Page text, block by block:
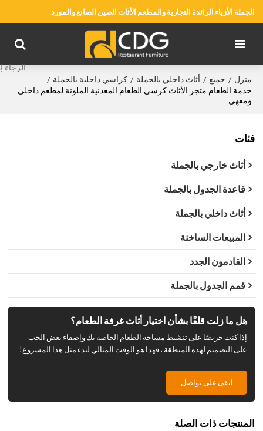
الجملة الأزياء الرائدة التجارية والمطعم الأثاث الصين الصانع والمورد
منزل / جميع / أثاث داخلي بالجملة / كراسي داخلية بالجملة /
خدمة الطعام متجر الأثاث كرسي الطعام المعدنية الملونة لمطعم داخلي
ومقهى
فئات
أثاث خارجي بالجملة
قاعدة الجدول بالجملة
أثاث داخلي بالجملة
المبيعات الساخنة
القادمون الجدد
قمم الجدول بالجملة
هل ما زلت قلقًا بشأن اختيار أثاث غرفة الطعام؟
إذا كنت حريصًا على تنشيط مساحة الطعام الخاصة بك وإضفاء بعض الحب
على التصميم لهذه المنطقة ، فهذا هو الوقت المثالي لبدء مثل هذا المشروع!
ابقى على تواصل
المنتجات ذات الصلة